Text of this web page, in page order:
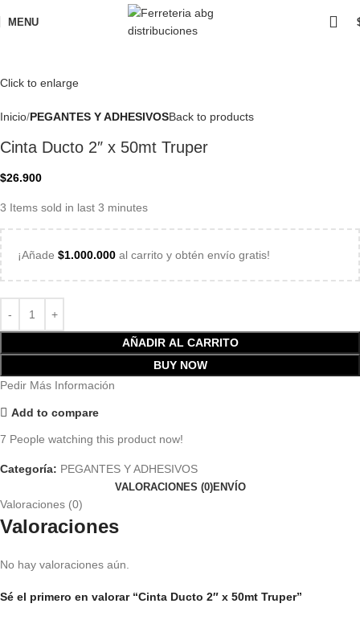
MENU
Click to enlarge
Inicio PEGANTES Y ADHESIVOSBack to products
Cinta Ducto 2″ x 50mt Truper
$26.900
3 Items sold in last 3 minutes
¡Añade $1.000.000 al carrito y obtén envío gratis!
AÑADIR AL CARRITO
BUY NOW
Pedir Más Información
Add to compare
7 People watching this product now!
Categoría: PEGANTES Y ADHESIVOS
VALORACIONES (0)ENVÍO
Valoraciones (0)
Valoraciones
No hay valoraciones aún.
Sé el primero en valorar “Cinta Ducto 2″ x 50mt Truper”